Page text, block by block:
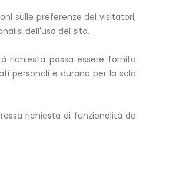
sulle preferenze dei visitatori,
dell'uso del sito.
richiesta possa essere fornita
personali e durano per la sola
richiesta di funzionalità da